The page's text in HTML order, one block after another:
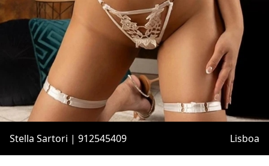
Stella Sartori | 912545409 Lisboa